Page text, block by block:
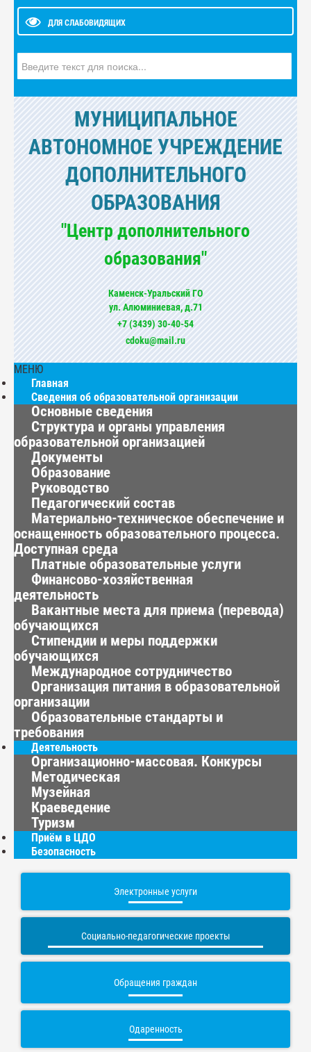
ДЛЯ СЛАБОВИДЯЩИХ
МУНИЦИПАЛЬНОЕ
АВТОНОМНОЕ УЧРЕЖДЕНИЕ
ДОПОЛНИТЕЛЬНОГО
ОБРАЗОВАНИЯ
"Центр дополнительного
образования"
Каменск-Уральский ГО
ул. Алюминиевая, д.71
+7 (3439) 30-40-54
cdoku@mail.ru
МЕНЮ
Главная
Сведения об образовательной организации
Основные сведения
Структура и органы управления
образовательной организацией
Документы
Образование
Руководство
Педагогический состав
Материально-техническое обеспечение и
оснащенность образовательного процесса.
Доступная среда
Платные образовательные услуги
Финансово-хозяйственная
деятельность
Вакантные места для приема (перевода)
обучающихся
Стипендии и меры поддержки
обучающихся
Международное сотрудничество
Организация питания в образовательной
организации
Образовательные стандарты и
требования
Деятельность
Организационно-массовая. Конкурсы
Методическая
Музейная
Краеведение
Туризм
Приём в ЦДО
Безопасность
Электронные услуги
Социально-педагогические проекты
Обращения граждан
Одаренность